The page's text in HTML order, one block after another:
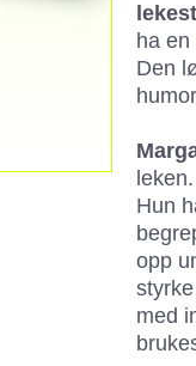
ha
Den
leken.
Hun
opp
med